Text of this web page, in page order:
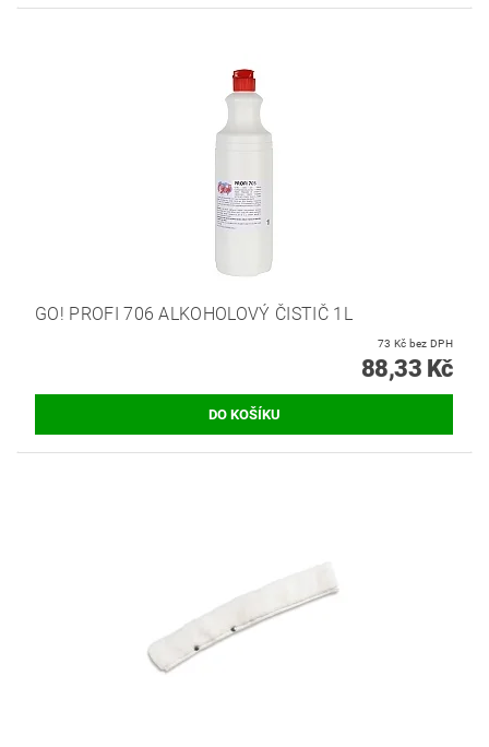
GO! PROFI 706 ALKOHOLOVÝ ČISTIČ 1L
73 Kč bez DPH
88,33 Kč